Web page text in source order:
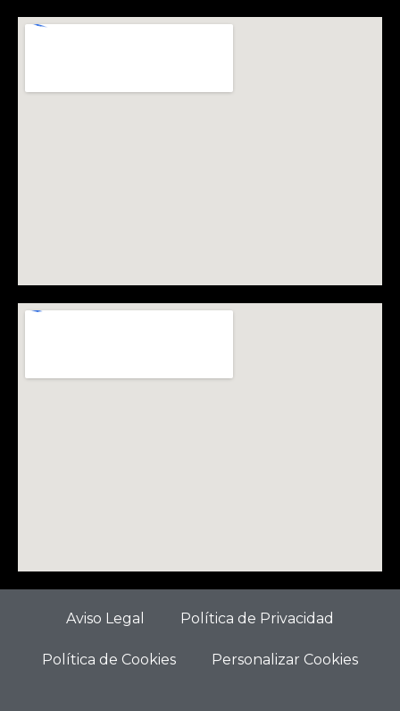
Aviso Legal Política de Privacidad
Política de Cookies Personalizar Cookies